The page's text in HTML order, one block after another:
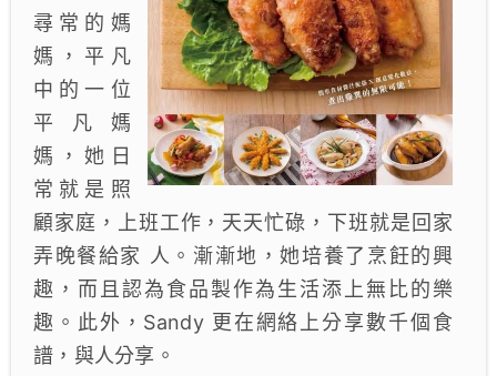
尋常的媽
媽，平凡
中的一位
平凡媽
媽，她日
常就是照
顧家庭，上班工作，天天忙碌，下班就是回家
弄晚餐給家 人。漸漸地，她培養了烹飪的興
趣，而且認為食品製作為生活添上無比的樂
趣。此外，Sandy 更在網絡上分享數千個食
譜，與人分享。